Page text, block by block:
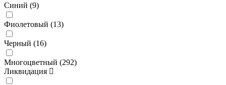
Синий (9)
Фиолетовый (13)
Черный (16)
Многоцветный (292)
Ликвидация